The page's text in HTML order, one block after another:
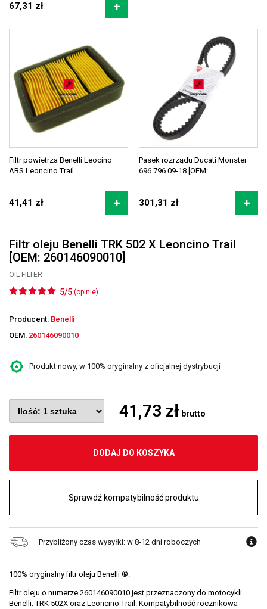
67,31 zł
Filtr powietrza Benelli Leocino
ABS Leoncino Trail...
41,41 zł
Pasek rozrządu Ducati Monster
696 796 09-18 [OEM:...
301,31 zł
Filtr oleju Benelli TRK 502 X Leoncino Trail
[OEM: 260146090010]
OIL FILTER
5/5 (opinie)
Producent: Benelli
OEM: 260146090010
Produkt nowy, w 100% oryginalny z oficjalnej dystrybucji
41,73 zł brutto
DODAJ DO KOSZYKA
Sprawdź kompatybilność produktu
Przybliżony czas wysyłki: w 8-12 dni roboczych
100% oryginalny filtr oleju Benelli ®.
Filtr oleju o numerze 260146090010 jest przeznaczony do motocykli
Benelli: TRK 502X oraz Leoncino Trail. Kompatybilność rocznikowa